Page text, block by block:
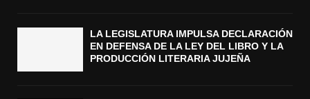
LA LEGISLATURA IMPULSA DECLARACIÓN
EN DEFENSA DE LA LEY DEL LIBRO Y LA
PRODUCCIÓN LITERARIA JUJEÑA